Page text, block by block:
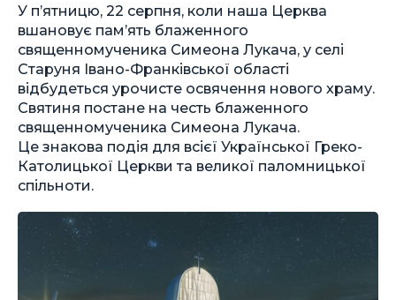
У пʼятницю, 22 серпня, коли наша Церква
вшановує пам’ять блаженного
священномученика Симеона Лукача, у селі
Старуня Івано-Франківської області
відбудеться урочисте освячення нового храму.
Святиня постане на честь блаженного
священномученика Симеона Лукача.
Це знакова подія для всієї Української Греко-
Католицької Церкви та великої паломницької
спільноти.